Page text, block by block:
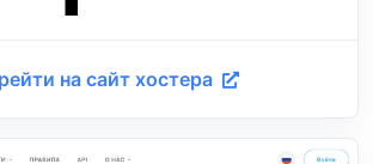
на сайт хостера